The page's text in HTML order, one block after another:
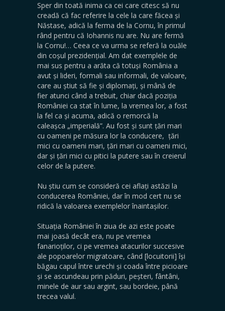
Sper din toată inima ca cei care citesc să nu
creadă că fac referire la cele la care făcea și
Năstase, adică la ferma de la Cornu, în primul
rând pentru că Iohannis nu are. Nu are fermă
la Cornu!… Ceea ce va urma se referă la ouăle
din coșul prezidențial. Am dat exemplele de
mai sus pentru a arăta că totuși România a
avut și lideri, formali sau informali, de valoare,
care au știut să fie și diplomați, și mână de
fier atunci când a trebuit, chiar dacă poziția
României ca stat în lume, la vremea lor, a fost
la fel ca și acuma, adică o remorcă la
caleașca „imperială”. Au fost și sunt țări mari
cu oameni pe măsura lor la conducere, țări
mici cu oameni mari, țări mari cu oameni mici,
dar și țări mici cu pitici la putere sau în creierul
celor de la putere.
Nu știu cum se consideră cei aflați astăzi la
conducerea României, dar în mod cert nu se
ridică la valoarea exemplelor înaintașilor.
Situația României în ziua de azi este poate
mai joasă decât era, nu pe vremea
fanarioților, ci pe vremea atacurilor succesive
ale popoarelor migratoare, când [locuitorii] își
băgau capul între urechi și coada între picioare
și se ascundeau prin păduri, peșteri, fântâni,
minele de aur sau argint, sau bordeie, până
trecea valul.